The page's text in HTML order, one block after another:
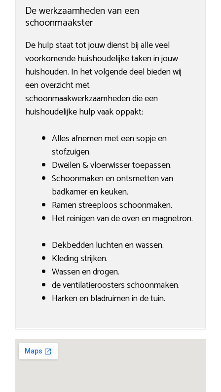
De werkzaamheden van een
schoonmaakster
De hulp staat tot jouw dienst bij alle veel
voorkomende huishoudelijke taken in jouw
huishouden. In het volgende deel bieden wij
een overzicht met
schoonmaakwerkzaamheden die een
huishoudelijke hulp vaak oppakt:
Alles afnemen met een sopje en
stofzuigen.
Dweilen & vloerwisser toepassen.
Schoonmaken en ontsmetten van
badkamer en keuken.
Ramen streeploos schoonmaken.
Het reinigen van de oven en magnetron.
Dekbedden luchten en wassen.
Kleding strijken.
Wassen en drogen.
de ventilatieroosters schoonmaken.
Harken en bladruimen in de tuin.